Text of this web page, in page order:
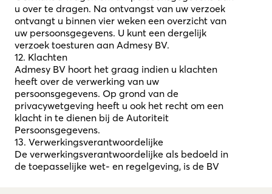
u over te dragen. Na ontvangst van uw verzoek
ontvangt u binnen vier weken een overzicht van
uw persoonsgegevens. U kunt een dergelijk
verzoek toesturen aan Admesy BV.
12. Klachten
Admesy BV hoort het graag indien u klachten
heeft over de verwerking van uw
persoonsgegevens. Op grond van de
privacywetgeving heeft u ook het recht om een
klacht in te dienen bij de Autoriteit
Persoonsgegevens.
13. Verwerkingsverantwoordelijke
De verwerkingsverantwoordelijke als bedoeld in
de toepasselijke wet- en regelgeving, is de BV